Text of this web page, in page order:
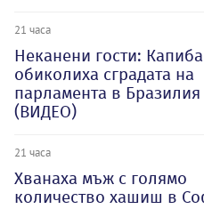
21 часа
Неканени гости:
обиколиха сградата на
парламента в Бразилия
(ВИДЕО)
21 часа
Хванаха мъж с голямо
количество хашиш в